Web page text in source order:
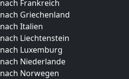
Frankreich
Griechenland
Italien
Liechtenstein
Luxemburg
Niederlande
Norwegen